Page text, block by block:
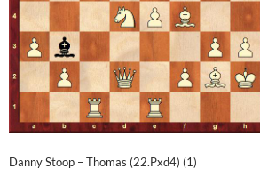
Danny Stoop – Thomas (22.Pxd4) (1)